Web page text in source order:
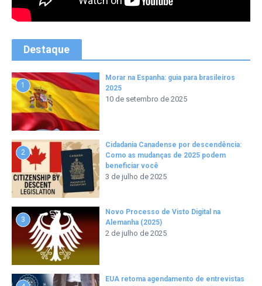
Destaque
1
Morar na Espanha: guia para brasileiros
2025
10 de setembro de 2025
2
Cidadania Canadense por descendência:
Como as mudanças de 2025 podem
beneficiar você
3 de julho de 2025
3
Novo Processo de Visto Digital na
Alemanha (2025)
2 de julho de 2025
EUA retoma agendamento de entrevistas